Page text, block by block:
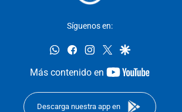
Síguenos en:
whatsappfacebookinstagram
twittergoogle
Más contenido en
youtube-
Descarga nuestra app en